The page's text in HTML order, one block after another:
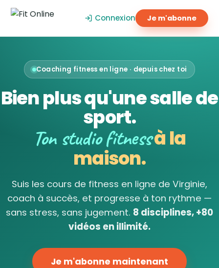
Connexion Je m'abonne
Coaching fitness en ligne · depuis chez toi
Bien plus qu'une salle de
sport.
Ton studio fitnessà la
maison.
Suis les cours de fitness en ligne de Virginie,
coach à succès, et progresse à ton rythme —
sans stress, sans jugement. 8 disciplines, +80
vidéos en illimité.
Je m'abonne maintenant